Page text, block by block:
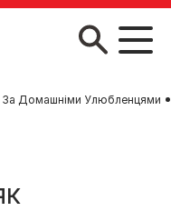
За Домашніми Улюбленцями